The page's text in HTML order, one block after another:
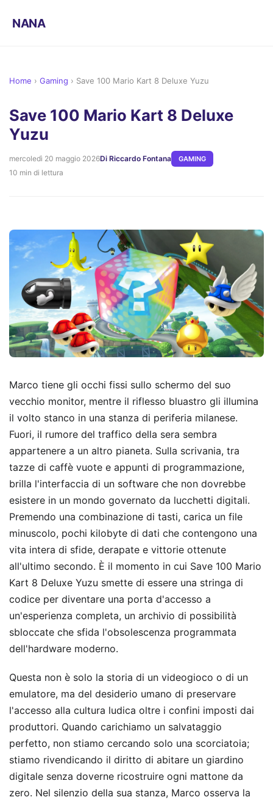
NANA
Home › Gaming › Save 100 Mario Kart 8 Deluxe Yuzu
Save 100 Mario Kart 8 Deluxe
Yuzu
mercoledì 20 maggio 2026Di Riccardo Fontana GAMING
10 min di lettura
Marco tiene gli occhi fissi sullo schermo del suo
vecchio monitor, mentre il riflesso bluastro gli illumina
il volto stanco in una stanza di periferia milanese.
Fuori, il rumore del traffico della sera sembra
appartenere a un altro pianeta. Sulla scrivania, tra
tazze di caffè vuote e appunti di programmazione,
brilla l'interfaccia di un software che non dovrebbe
esistere in un mondo governato da lucchetti digitali.
Premendo una combinazione di tasti, carica un file
minuscolo, pochi kilobyte di dati che contengono una
vita intera di sfide, derapate e vittorie ottenute
all'ultimo secondo. È il momento in cui Save 100 Mario
Kart 8 Deluxe Yuzu smette di essere una stringa di
codice per diventare una porta d'accesso a
un'esperienza completa, un archivio di possibilità
sbloccate che sfida l'obsolescenza programmata
dell'hardware moderno.
Questa non è solo la storia di un videogioco o di un
emulatore, ma del desiderio umano di preservare
l'accesso alla cultura ludica oltre i confini imposti dai
produttori. Quando carichiamo un salvataggio
perfetto, non stiamo cercando solo una scorciatoia;
stiamo rivendicando il diritto di abitare un giardino
digitale senza doverne ricostruire ogni mattone da
zero. Nel silenzio della sua stanza, Marco osserva la